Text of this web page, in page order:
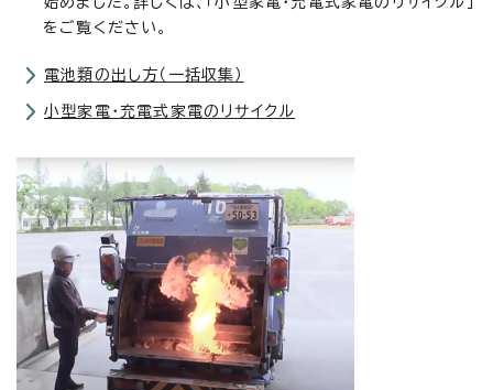
をご覧ください。
電池類の出し方（一括収集）
小型家電・充電式家電のリサイクル